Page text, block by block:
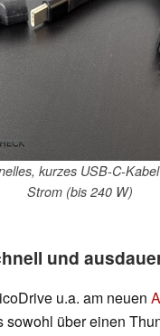
kurzes USB-C-
Strom (bis 240 W)
und
u.a. am neuen
sowohl über einen